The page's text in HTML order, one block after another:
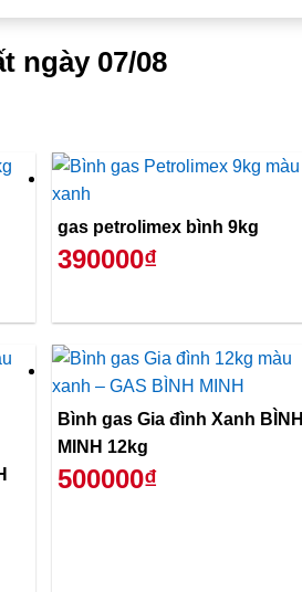
ngày 07/08
gas petrolimex bình 9kg
390000₫
Bình gas Gia đình Xanh BÌNH
MINH 12kg
500000₫